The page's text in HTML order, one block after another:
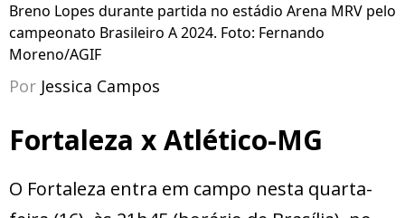
Breno Lopes durante partida no estádio Arena MRV pelo
campeonato Brasileiro A 2024. Foto: Fernando
Moreno/AGIF
Por Jessica Campos
Fortaleza x Atlético-MG
O Fortaleza entra em campo nesta quarta-